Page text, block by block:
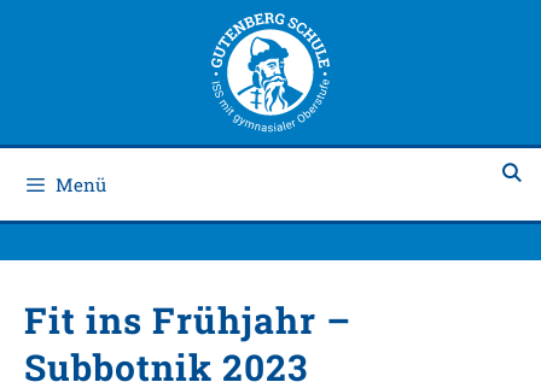
Menü
Fit ins Frühjahr –
Subbotnik 2023